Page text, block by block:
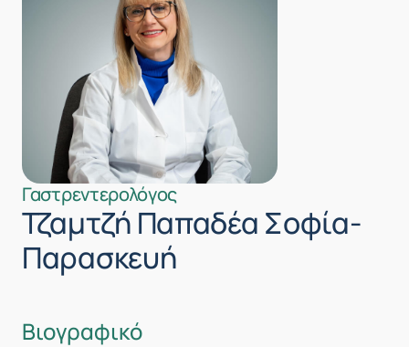
Γαστρεντερολόγος
Τζαμτζή Παπαδέα Σοφία-
Παρασκευή
Βιογραφικό